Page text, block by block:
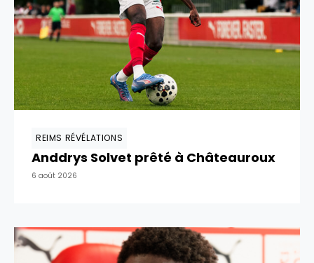
REIMS RÉVÉLATIONS
Anddrys Solvet prêté à Châteauroux
6 août 2026